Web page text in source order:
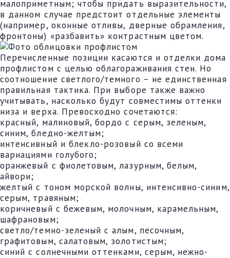
малоприметным; чтобы придать выразительности,
в данном случае предстоит отдельные элементы
(например, оконные отливы, дверные обрамления,
фронтоны) «разбавить» контрастным цветом.
Перечисленные позиции касаются и отделки дома
профлистом с целью облагораживания стен. Но
соотношение светлого/темного – не единственная
правильная тактика. При выборе также важно
учитывать, насколько будут совместимы оттенки
низа и верха. Превосходно сочетаются:
красный, малиновый, бордо с серым, зеленым,
синим, бледно-желтым;
интенсивный и блекло-розовый со всеми
вариациями голубого;
оранжевый с фиолетовым, лазурным, белым,
айвори;
желтый с тоном морской волны, интенсивно-синим,
серым, травяным;
коричневый с бежевым, молочным, карамельным,
шафрановым;
светло/темно-зеленый с алым, песочным,
графитовым, салатовым, золотистым;
синий с солнечными оттенками, серым, нежно-